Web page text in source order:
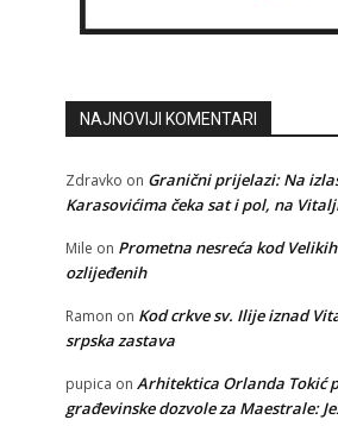
NAJNOVIJI KOMENTARI
Zdravko on Granični prijelazi: Na
Karasovićima čeka sat i pol, na
Mile on Prometna nesreća kod
ozlijeđenih
Ramon on Kod crkve sv. Ilije iznad
srpska zastava
pupica on Arhitektica Orlanda Tokić
građevinske dozvole za Maestrale: